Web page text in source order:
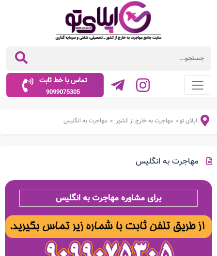
تماس با خط ثابت
9099075305
اپلای تو> مهاجرت به خارج از کشور > مهاجرت به انگلیس
مهاجرت به انگلیس
برای مشاوره مهاجرت به انگلیس